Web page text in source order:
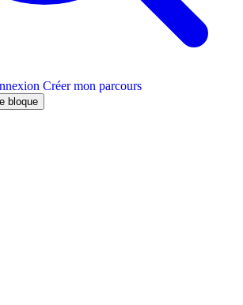
Créer mon parcours
bloque